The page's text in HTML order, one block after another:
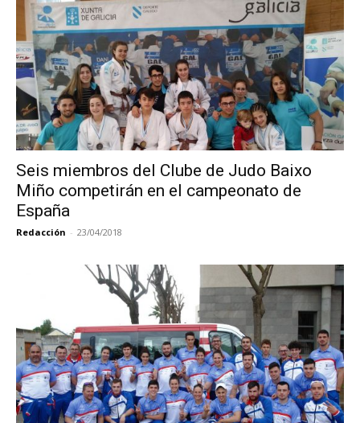
Seis miembros del Clube de Judo Baixo
Miño competirán en el campeonato de
España
Redacción - 23/04/2018